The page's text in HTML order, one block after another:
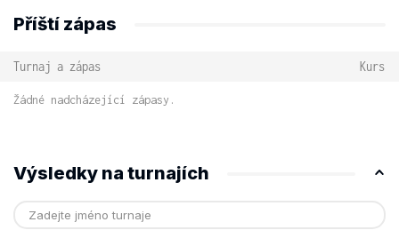
Příští zápas
Turnaj a zápas Kurs
Žádné nadcházející zápasy.
Výsledky na turnajích